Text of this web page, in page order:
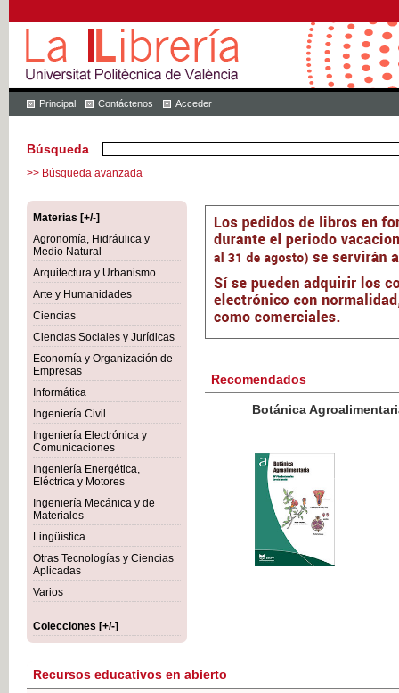
Principal Contáctenos Acceder
Búsqueda
>> Búsqueda avanzada
Materias [+/-]
Agronomía, Hidráulica y
Medio Natural
Arquitectura y Urbanismo
Arte y Humanidades
Ciencias
Ciencias Sociales y Jurídicas
Economía y Organización de
Empresas
Informática
Ingeniería Civil
Ingeniería Electrónica y
Comunicaciones
Ingeniería Energética,
Eléctrica y Motores
Ingeniería Mecánica y de
Materiales
Lingüística
Otras Tecnologías y Ciencias
Aplicadas
Varios
Colecciones [+/-]
Recomendados
Botánica Agroalimentaria
Recursos educativos en abierto